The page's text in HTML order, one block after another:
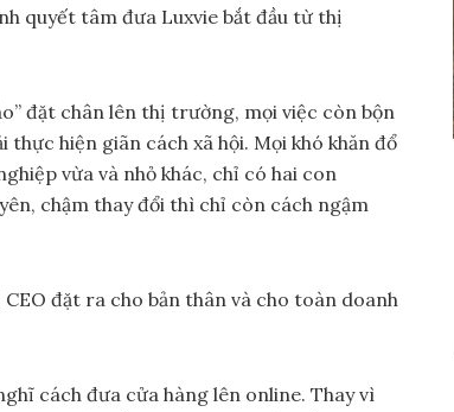
quyết tâm đưa Luxvie bắt đầu từ thị
đặt chân lên thị trường, mọi việc còn bộn
hiện giãn cách xã hội. Mọi khó khăn đổ
vừa và nhỏ khác, chỉ có hai con
chậm thay đổi thì chỉ còn cách ngậm
đặt ra cho bản thân và cho toàn doanh
cách đưa cửa hàng lên online. Thay vì